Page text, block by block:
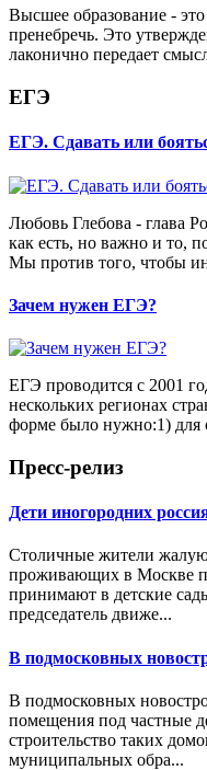
Высшее образование -
пренебречь. Это
лаконично передает
ЕГЭ
ЕГЭ. Сдавать или
Любовь Глебова - глава
как есть, но важно и то,
Мы против того, чтобы
Зачем нужен ЕГЭ?
ЕГЭ проводится с 2001
нескольких регионах
форме было нужно:1) для
Пресс-релиз
Дети иногородних
Столичные жители
проживающих в Москве
принимают в детские
председатель движе...
В подмосковных
В подмосковных
помещения под частные
строительство таких
муниципальных обра...